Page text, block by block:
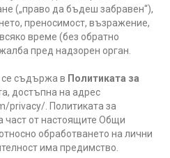
(„право да бъдеш забравен“),
преносимост, възражение,
време (без обратно
пред надзорен орган.
съдържа в Политиката за
достъпна на адрес
privacy/. Политиката за
част от настоящите Общи
обработването на лични
има предимство.